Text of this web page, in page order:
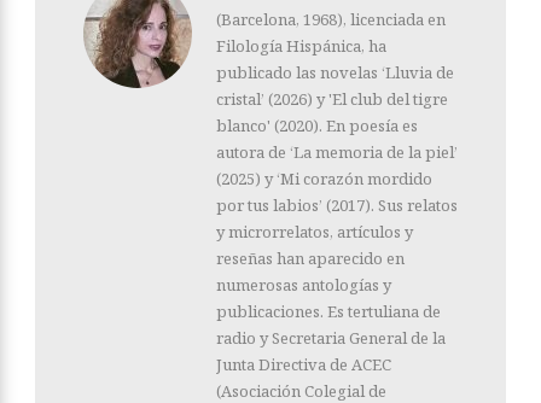
(Barcelona, 1968), licenciada en
Filología Hispánica, ha
publicado las novelas ‘Lluvia de
cristal’ (2026) y 'El club del tigre
blanco' (2020). En poesía es
autora de ‘La memoria de la piel’
(2025) y ‘Mi corazón mordido
por tus labios’ (2017). Sus relatos
y microrrelatos, artículos y
reseñas han aparecido en
numerosas antologías y
publicaciones. Es tertuliana de
radio y Secretaria General de la
Junta Directiva de ACEC
(Asociación Colegial de